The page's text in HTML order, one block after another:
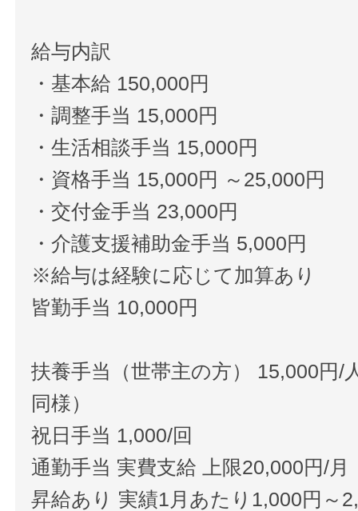
給与内訳
・基本給 150,000円
・調整手当 15,000円
・生活相談手当 15,000円
・資格手当 15,000円 ～25,000円
・交付金手当 23,000円
・介護支援補助金手当 5,000円
※給与は経験に応じて加算あり
皆勤手当 10,000円
扶養手当（世帯主の方） 15,000円/
同様）
祝日手当 1,000/回
通勤手当 実費支給 上限20,000円/月
昇給あり 実績1月あたり1,000円～